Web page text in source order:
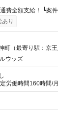
） ┗働いたその日に
を引き落とせます！ 【試用
り
町（最寄り駅：京王
ウッズ
時間/月 【シフト例】 ・8：00